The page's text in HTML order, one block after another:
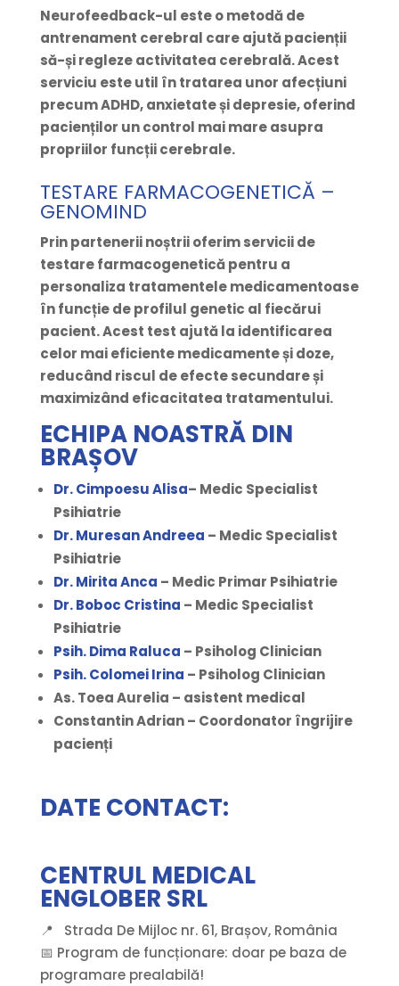
Neurofeedback-ul este o metodă de
antrenament cerebral care ajută pacienții
să-și regleze activitatea cerebrală. Acest
serviciu este util în tratarea unor afecțiuni
precum ADHD, anxietate și depresie, oferind
pacienților un control mai mare asupra
propriilor funcții cerebrale.
TESTARE FARMACOGENETICĂ –
GENOMIND
Prin partenerii noștrii oferim servicii de
testare farmacogenetică pentru a
personaliza tratamentele medicamentoase
în funcție de profilul genetic al fiecărui
pacient. Acest test ajută la identificarea
celor mai eficiente medicamente și doze,
reducând riscul de efecte secundare și
maximizând eficacitatea tratamentului.
ECHIPA NOASTRĂ DIN
BRAȘOV
Dr. Cimpoesu Alisa– Medic Specialist
Psihiatrie
Dr. Muresan Andreea – Medic Specialist
Psihiatrie
Dr. Mirita Anca – Medic Primar Psihiatrie
Dr. Boboc Cristina – Medic Specialist
Psihiatrie
Psih. Dima Raluca – Psiholog Clinician
Psih. Colomei Irina – Psiholog Clinician
As. Toea Aurelia – asistent medical
Constantin Adrian – Coordonator îngrijire
pacienți
DATE CONTACT:
CENTRUL MEDICAL
ENGLOBER SRL
📍 Strada De Mijloc nr. 61, Brașov, România
📅 Program de funcționare: doar pe baza de
programare prealabilă!